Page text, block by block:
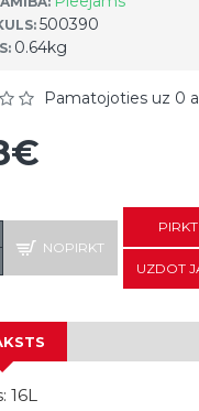
500390
0.64kg
Pamatojoties uz 0
NOPIRKT
UZDOT
16L